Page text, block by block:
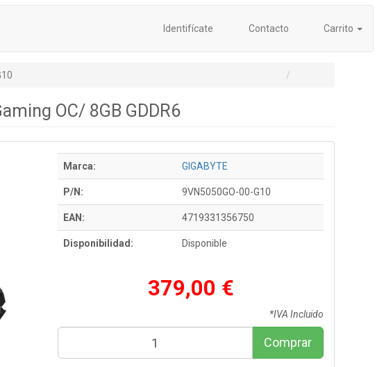
Identifícate Contacto Carrito
OC/ 8GB GDDR6
Marca: GIGABYTE
P/N: 9VN5050GO-00-G10
EAN: 4719331356750
Disponibilidad: Disponible
379,00 €
*IVA Incluido
Comprar